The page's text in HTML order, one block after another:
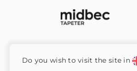
Hem Inspire / 221071
Do you wish to visit the site in